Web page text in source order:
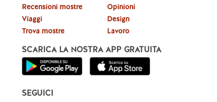
Recensioni mostre
Viaggi
Trova mostre
Opinioni
Design
Lavoro
SCARICA LA NOSTRA APP GRATUITA
SEGUICI